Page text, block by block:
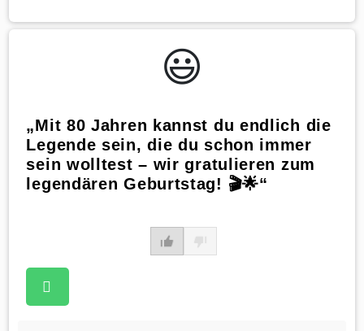
😃️
„Mit 80 Jahren kannst du endlich die
Legende sein, die du schon immer
sein wolltest – wir gratulieren zum
legendären Geburtstag! 🎬🌟“